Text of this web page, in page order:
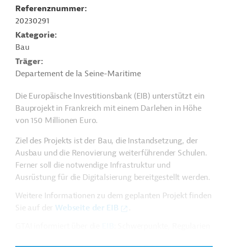
Referenznummer
20230291
Kategorie
Bau
Träger
Departement de la Seine-Maritime
Die Europäische Investitionsbank (EIB) unterstützt ein
Bauprojekt in Frankreich mit einem Darlehen in Höhe
von 150 Millionen Euro.
Ziel des Projekts ist der Bau, die Instandsetzung, der
Ausbau und die Renovierung weiterführender Schulen.
Ferner soll die notwendige Infrastruktur und
Ausrüstung für die Digitalsierung bereitgestellt werden.
Weitere Informationen zu dem geplanten Projekt finden
Sie auf der Webseite der EIB